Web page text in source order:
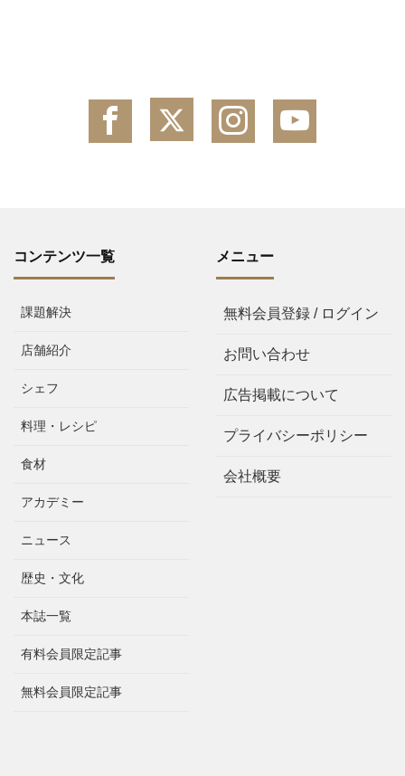
コンテンツ一覧
課題解決
店舗紹介
シェフ
料理・レシピ
食材
アカデミー
ニュース
歴史・文化
本誌一覧
有料会員限定記事
無料会員限定記事
メニュー
無料会員登録 / ログイン
お問い合わせ
広告掲載について
プライバシーポリシー
会社概要